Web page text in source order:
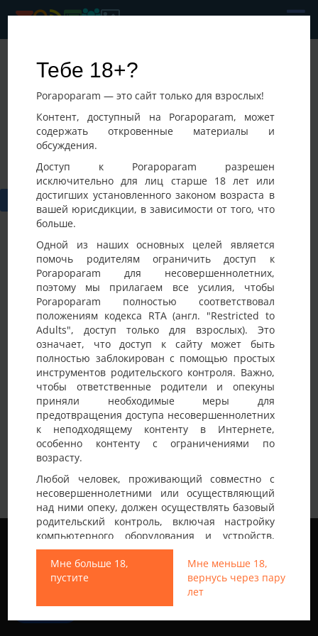
Тебе 18+?
Porapoparam — это сайт только для взрослых!
Контент, доступный на Porapoparam, может
содержать откровенные материалы и
обсуждения.
Доступ к Porapoparam разрешен
исключительно для лиц старше 18 лет или
достигших установленного законом возраста в
вашей юрисдикции, в зависимости от того, что
больше.
Одной из наших основных целей является
помочь родителям ограничить доступ к
Porapoparam для несовершеннолетних,
поэтому мы прилагаем все усилия, чтобы
Porapoparam полностью соответствовал
положениям кодекса RTA (англ. "Restricted to
Adults", доступ только для взрослых). Это
означает, что доступ к сайту может быть
полностью заблокирован с помощью простых
инструментов родительского контроля. Важно,
чтобы ответственные родители и опекуны
приняли необходимые меры для
предотвращения доступа несовершеннолетних
к неподходящему контенту в Интернете,
особенно контенту с ограничениями по
возрасту.
Любой человек, проживающий совместно с
несовершеннолетними или осуществляющий
над ними опеку, должен осуществлять базовый
родительский контроль, включая настройку
компьютерного оборудования и устройств,
установку программного обеспечения или
подключение услуг фильтрации от провайдера,
чтобы заблокировать доступ
несовершеннолетних к неподходящему
контенту.
Мне больше 18,
пустите
Мне меньше 18,
вернусь через пару
лет
Sexsexdruh
06-08-2026 14:31
Украина, Хмельницкий
Фото Активность
Детали анкеты
Имя на сайте
Sexsexdruh
Возраст
30-35 лет
Страна
Украина
Город Хмельницкий
Немного о себе:
Все права защищены © 2013-2026
Свинг знакомства не только в Украине
Мы используем файлы cookie, чтобы обеспечить
наилучшее качество работы на нашем сайте.
Подробнее узнать о том, какие файлы cookie мы
используем, или отключить их можно в разделе
Настройки.